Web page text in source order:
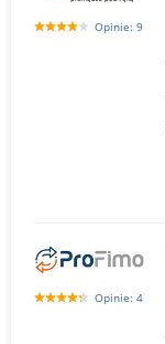
Opinie: 9
Opinie: 4